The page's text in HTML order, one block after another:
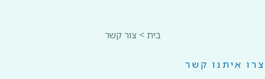
בית >צור קשר
צרו איתנו קשר